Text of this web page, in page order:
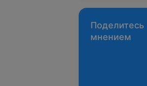
Поделитесь
мнением